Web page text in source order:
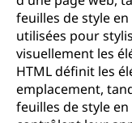
feuilles de style
utilisées pour
visuellement les
HTML définit les
emplacement,
feuilles de style en